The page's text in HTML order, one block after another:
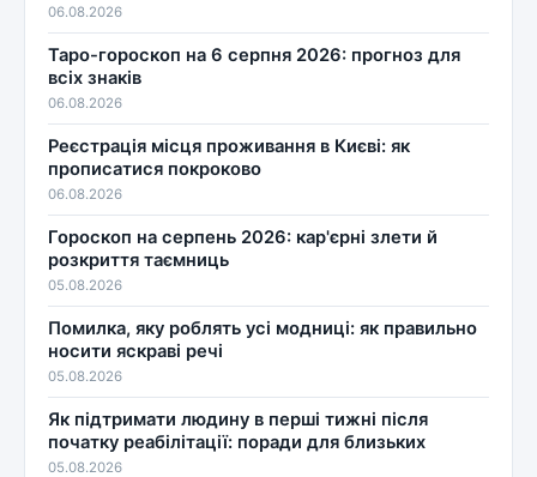
06.08.2026
Таро-гороскоп на 6 серпня 2026: прогноз для
всіх знаків
06.08.2026
Реєстрація місця проживання в Києві: як
прописатися покроково
06.08.2026
Гороскоп на серпень 2026: кар'єрні злети й
розкриття таємниць
05.08.2026
Помилка, яку роблять усі модниці: як правильно
носити яскраві речі
05.08.2026
Як підтримати людину в перші тижні після
початку реабілітації: поради для близьких
05.08.2026